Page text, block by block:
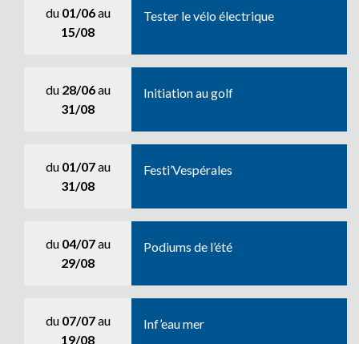
du 01/06au
15/08
Tester le vélo électrique
du 28/06au
31/08
Initiation au golf
du 01/07au
31/08
Festi’Vespérales
du 04/07au
29/08
Podiums de l’été
du 07/07au
19/08
Inf’eau mer